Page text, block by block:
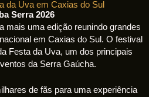
da Uva em Caxias do Sul
Serra 2026
mais uma edição reunindo grandes
em Caxias do Sul. O festival
Festa da Uva, um dos principais
da Serra Gaúcha.
de fãs para uma experiência